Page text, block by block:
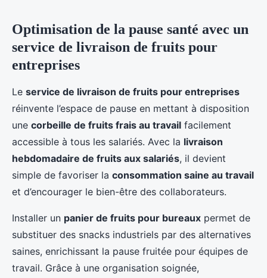
Optimisation de la pause santé avec un
service de livraison de fruits pour
entreprises
Le service de livraison de fruits pour entreprises
réinvente l’espace de pause en mettant à disposition
une corbeille de fruits frais au travail facilement
accessible à tous les salariés. Avec la livraison
hebdomadaire de fruits aux salariés, il devient
simple de favoriser la consommation saine au travail
et d’encourager le bien-être des collaborateurs.
Installer un panier de fruits pour bureaux permet de
substituer des snacks industriels par des alternatives
saines, enrichissant la pause fruitée pour équipes de
travail. Grâce à une organisation soignée,